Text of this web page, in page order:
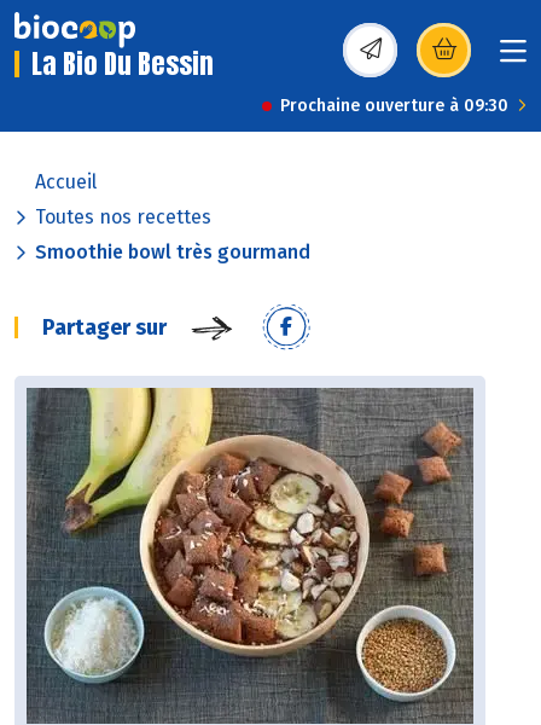
La Bio Du Bessin (s’ouvre dans une
Prochaine ouverture à 09:30
Accueil
Toutes nos recettes
Smoothie bowl très gourmand
Partager sur